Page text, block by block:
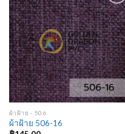
Add to
Wishlist
ผ้าฝ้าย - 506
ผ้าฝ้าย 506-16